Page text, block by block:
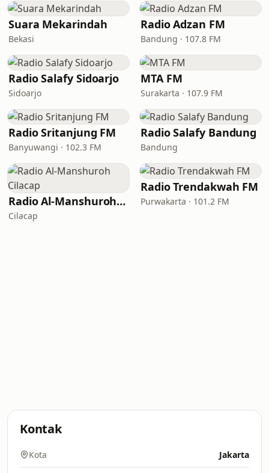
Suara Mekarindah
Bekasi
Radio Adzan FM
Bandung · 107.8 FM
Radio Salafy Sidoarjo
Sidoarjo
MTA FM
Surakarta · 107.9 FM
Radio Sritanjung FM
Banyuwangi · 102.3 FM
Radio Salafy Bandung
Bandung
Radio Al-Manshuroh Cilacap
Cilacap
Radio Trendakwah FM
Purwakarta · 101.2 FM
Kontak
Kota Jakarta